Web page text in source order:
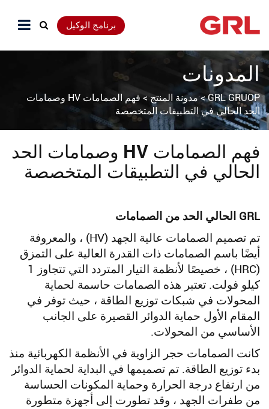
برنامج الوكيل
المدونات
GRL GRUOP
>مدونة المنتج>
فهم الصمامات HV وصمامات
الحد الحالي في التطبيقات المتخصصة
فهم الصمامات HV وصمامات الحد
الحالي في التطبيقات المتخصصة
GRL الحالي الحد من الصمامات
تم تصميم الصمامات عالية الجهد (HV) ، والمعروفة
أيضًا باسم الصمامات ذات القدرة العالية على التمزق
(HRC) ، خصيصًا لأنظمة التيار المتردد التي تتجاوز 1
كيلو فولت. تعتبر هذه الصمامات حاسمة لحماية
المحولات في شبكات توزيع الطاقة ، حيث توفر في
المقام الأول حماية الدوائر القصيرة على الجانب
الأساسي من المحولات.
كانت الصمامات حجر الزاوية في الأنظمة الكهربائية منذ
بدء توزيع الطاقة. تم تصميمها في البداية لحماية الدوائر
من ارتفاع درجة الحرارة وحماية المكونات الحساسة
من طفرات الجهد ، وقد تطورت إلى أجهزة متطورة